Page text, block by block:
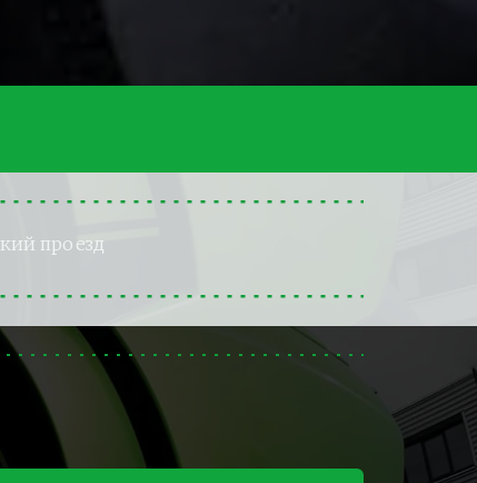
проезд